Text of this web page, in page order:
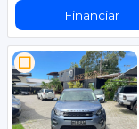
Financiar